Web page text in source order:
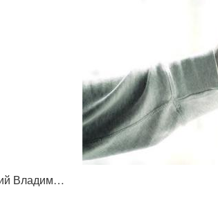
Владим…